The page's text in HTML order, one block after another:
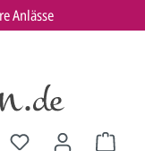
Anlässe